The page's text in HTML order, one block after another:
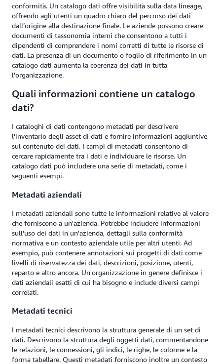
conformità. Un catalogo dati offre visibilità sulla data lineage,
offrendo agli utenti un quadro chiaro del percorso dei dati
dall’origine alla destinazione finale. Le aziende possono creare
documenti di tassonomia interni che consentono a tutti i
dipendenti di comprendere i nomi corretti di tutte le risorse di
dati. La presenza di un documento o foglio di riferimento in un
catalogo dati aumenta la coerenza dei dati in tutta
l'organizzazione.
Quali informazioni contiene un catalogo
dati?
I cataloghi di dati contengono metadati per descrivere
l'inventario degli asset di dati e fornire informazioni aggiuntive
sul contenuto dei dati. I campi di metadati consentono di
cercare rapidamente tra i dati e individuare le risorse. Un
catalogo dati può includere una serie di metadati, come i
seguenti esempi.
Metadati aziendali
I metadati aziendali sono tutte le informazioni relative al valore
che forniscono a un'azienda. Potrebbe includere informazioni
sull'uso dei dati in un'azienda, dettagli sulla conformità
normativa e un contesto aziendale utile per altri utenti. Ad
esempio, può contenere annotazioni sui progetti di dati come
livelli di riservatezza dei dati, descrizioni, posizione, utenti,
reparto e altro ancora. Un'organizzazione in genere definisce i
dati aziendali esatti di cui ha bisogno e include diversi campi
correlati.
Metadati tecnici
I metadati tecnici descrivono la struttura generale di un set di
dati. Descrivono la struttura degli oggetti dati, commentandone
le relazioni, le connessioni, gli indici, le righe, le colonne e la
forma tabellare. Questi metadati forniscono inoltre un contesto